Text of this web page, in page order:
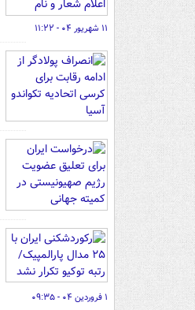
۱۱ شهریور ۰۴ - ۱۱:۲۲
۱ فروردین ۰۴ - ۰۹:۳۵